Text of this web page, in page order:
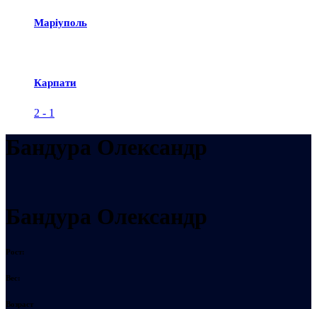
Маріуполь
Карпати
2 - 1
Бандура Олександр
Бандура Олександр
Рост:
Вес:
Возраст